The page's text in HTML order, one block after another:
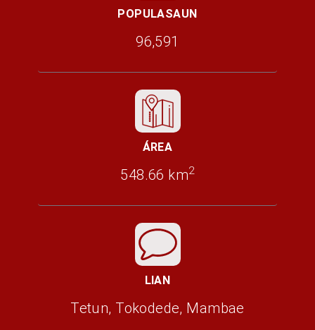
POPULASAUN
96,591
ÁREA
548.66 km2
LIAN
Tetun, Tokodede, Mambae